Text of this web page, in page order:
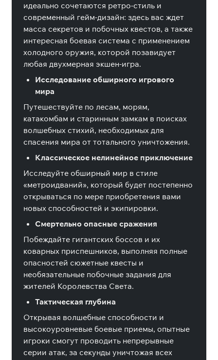
идеально сочетаются ретро-стиль и
современный гейм-дизайн: здесь вас ждет
масса секретов и побочных квестов, а также
интересная боевая система с применением
холодного оружия, которой позавидует
любая двухмерная экшен-игра.
Исследование обширного игрового
мира
Путешествуйте по лесам, морям,
катакомбам и старинным замкам в поисках
волшебных стихий, необходимых для
спасения мира от тотального уничтожения.
Классическое нелинейное приключение
Исследуйте обширный мир в стиле
«метроидваний», который будет постепенно
открываться по мере приобретения вами
новых способностей и экипировки.
Смертельно опасные сражения
Побеждайте гигантских боссов и их
коварных приспешников, выполняя полные
опасностей сюжетные квесты и
необязательные побочные задания для
жителей Королевства Света.
Тактическая глубина
Открывая волшебные способности и
высокоуровневые боевые приемы, опытные
игроки смогут проводить непрерывные
серии атак, за секунды уничтожая всех